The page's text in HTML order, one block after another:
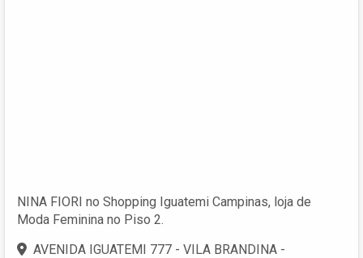
NINA FIORI no Shopping Iguatemi Campinas, loja de
Moda Feminina no Piso 2.
AVENIDA IGUATEMI 777 - VILA BRANDINA -